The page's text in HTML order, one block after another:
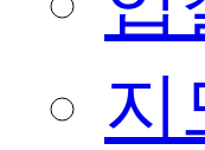
지